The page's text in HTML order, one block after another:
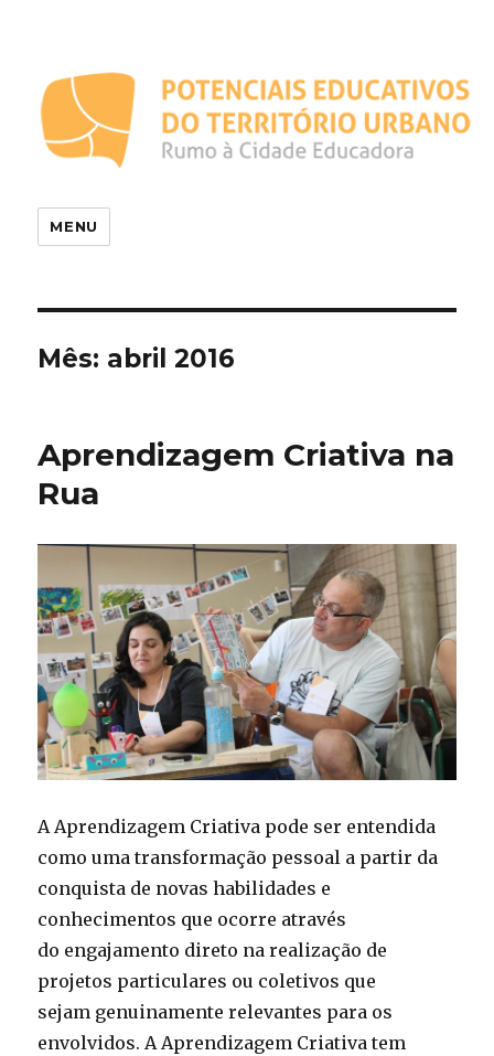
Território Urbano
MENU
Mês: abril 2016
Aprendizagem Criativa na
Rua
A Aprendizagem Criativa pode ser entendida
como uma transformação pessoal a partir da
conquista de novas habilidades e
conhecimentos que ocorre através
do engajamento direto na realização de
projetos particulares ou coletivos que
sejam genuinamente relevantes para os
envolvidos. A Aprendizagem Criativa tem